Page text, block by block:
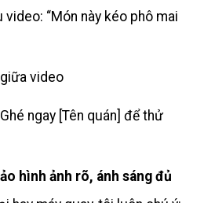
“Món này kéo phô mai
video
ngay [Tên quán] để thử
hình ảnh rõ, ánh sáng đủ